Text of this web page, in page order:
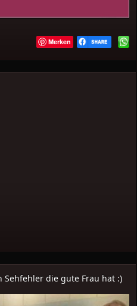
Merken
die gute Frau hat :)